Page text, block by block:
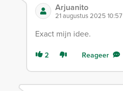
Arjuanito
21 augustus 2025 10:57
Exact mijn idee.
2 Reageer